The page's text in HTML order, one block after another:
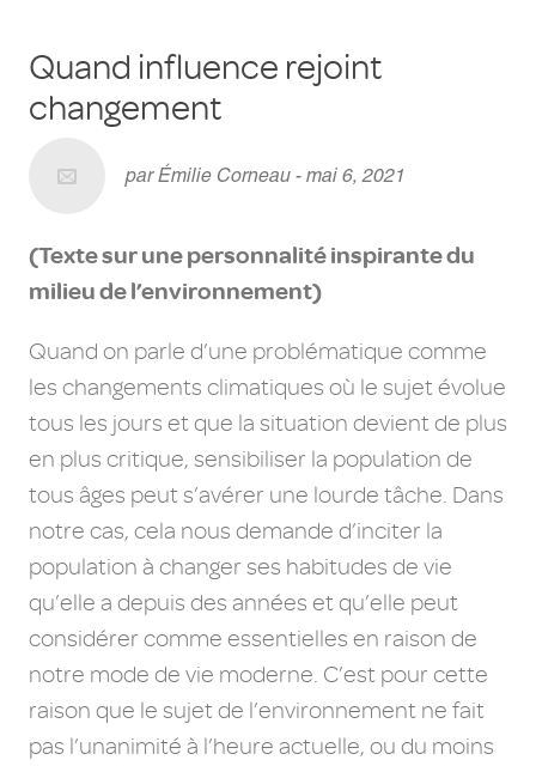
Quand influence rejoint
changement
par Émilie Corneau - mai 6, 2021
(Texte sur une personnalité inspirante du
milieu de l’environnement)
Quand on parle d’une problématique comme
les changements climatiques où le sujet évolue
tous les jours et que la situation devient de plus
en plus critique, sensibiliser la population de
tous âges peut s’avérer une lourde tâche. Dans
notre cas, cela nous demande d’inciter la
population à changer ses habitudes de vie
qu’elle a depuis des années et qu’elle peut
considérer comme essentielles en raison de
notre mode de vie moderne. C’est pour cette
raison que le sujet de l’environnement ne fait
pas l’unanimité à l’heure actuelle, ou du moins